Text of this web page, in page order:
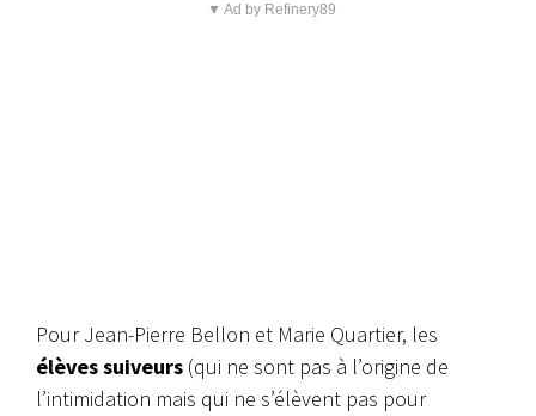
▼ Ad by Refinery89
Pour Jean-Pierre Bellon et Marie Quartier, les
élèves suiveurs (qui ne sont pas à l’origine de
l’intimidation mais qui ne s’élèvent pas pour